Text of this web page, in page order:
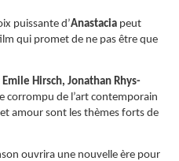
puissante d’Anastacia peut
qui promet de ne pas être que
Emile Hirsch, Jonathan Rhys-
corrompu de l’art contemporain
amour sont les thèmes forts de
ouvrira une nouvelle ère pour